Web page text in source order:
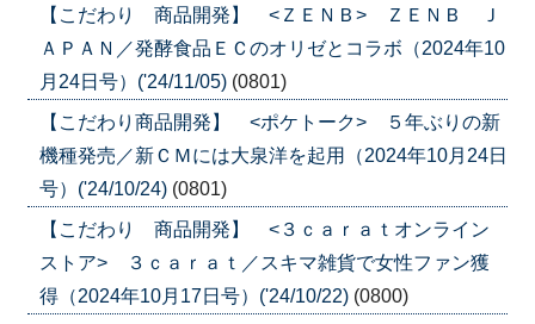
【こだわり 商品開発】 <ＺＥＮＢ> ＺＥＮＢ Ｊ
ＡＰＡＮ／発酵食品ＥＣのオリゼとコラボ（2024年10
月24日号）('24/11/05) (0801)
【こだわり商品開発】 <ポケトーク> ５年ぶりの新
機種発売／新ＣＭには大泉洋を起用（2024年10月24日
号）('24/10/24) (0801)
【こだわり 商品開発】 <３ｃａｒａｔオンライン
ストア> ３ｃａｒａｔ／スキマ雑貨で女性ファン獲
得（2024年10月17日号）('24/10/22) (0800)